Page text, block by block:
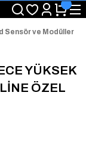
Kargo Avantajı!
Teslim."
Kaçırmayın!"
Sensör ve Modüller
YÜKSEK
ÖZEL